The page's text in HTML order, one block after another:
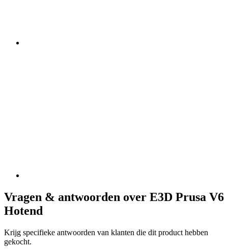
Vragen & antwoorden over E3D Prusa V6
Hotend
Krijg specifieke antwoorden van klanten die dit product hebben
gekocht.